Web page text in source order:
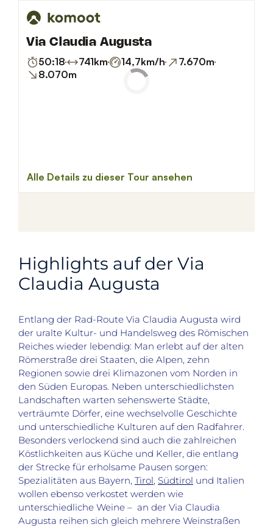
Highlights auf der Via
Claudia Augusta
Entlang der Rad-Route Via Claudia Augusta wird
der uralte Kultur- und Handelsweg des Römischen
Reiches wieder lebendig: Man erlebt auf der alten
Römerstraße drei Staaten, die Alpen, zehn
Regionen sowie drei Klimazonen vom Norden in
den Süden Europas. Neben unterschiedlichsten
Landschaften warten sehenswerte Städte,
verträumte Dörfer, eine wechselvolle Geschichte
und unterschiedliche Kulturen auf den Radfahrer.
Besonders verlockend sind auch die zahlreichen
Köstlichkeiten aus Küche und Keller, die entlang
der Strecke für erholsame Pausen sorgen:
Spezialitäten aus Bayern, Tirol, Südtirol und Italien
wollen ebenso verkostet werden wie
unterschiedliche Weine – an der Via Claudia
Augusta reihen sich gleich mehrere Weinstraßen